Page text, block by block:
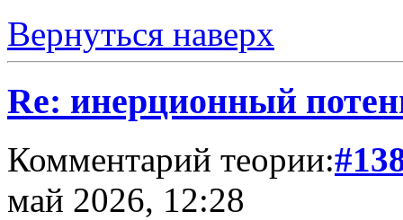
Вернуться наверх
Re: инерционный
Комментарий теории:
май 2026, 12:28